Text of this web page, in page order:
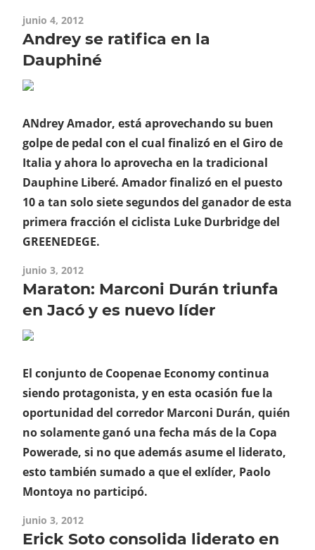
junio 4, 2012
Andrey se ratifica en la
Dauphiné
ANdrey Amador, está aprovechando su buen
golpe de pedal con el cual finalizó en el Giro de
Italia y ahora lo aprovecha en la tradicional
Dauphine Liberé. Amador finalizó en el puesto
10 a tan solo siete segundos del ganador de esta
primera fracción el ciclista Luke Durbridge del
GREENEDEGE.
junio 3, 2012
Maraton: Marconi Durán triunfa
en Jacó y es nuevo líder
El conjunto de Coopenae Economy continua
siendo protagonista, y en esta ocasión fue la
oportunidad del corredor Marconi Durán, quién
no solamente ganó una fecha más de la Copa
Powerade, si no que además asume el liderato,
esto también sumado a que el exlíder, Paolo
Montoya no participó.
junio 3, 2012
Erick Soto consolida liderato en